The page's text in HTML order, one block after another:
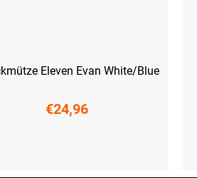
Eleven Evan White/Blue
€24,96